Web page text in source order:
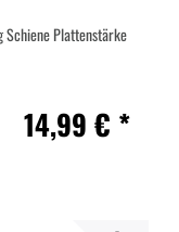
Schiene Plattenstärke
14,99 € *